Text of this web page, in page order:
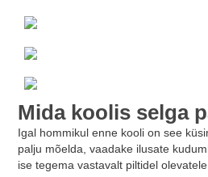
Mida koolis selga
Igal hommikul enne kooli on see
palju mõelda, vaadake ilusate
ise tegema vastavalt piltidel